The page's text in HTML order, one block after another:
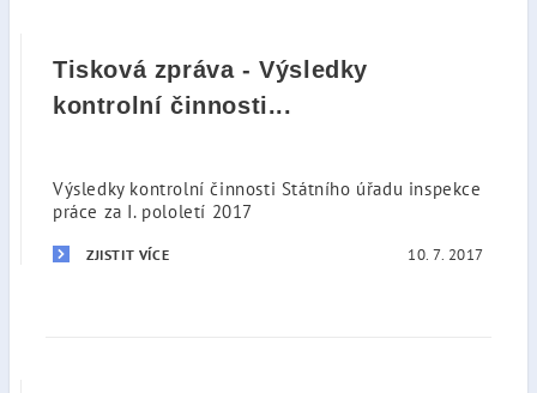
Tisková zpráva - Výsledky
kontrolní činnosti...
Výsledky kontrolní činnosti Státního úřadu inspekce
práce za I. pololetí 2017
ZJISTIT VÍCE 10. 7. 2017